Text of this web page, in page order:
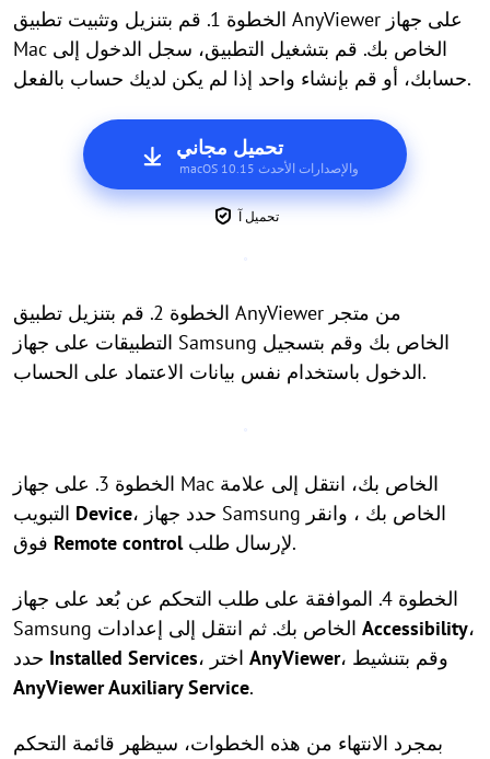
الخطوة 1. قم بتنزيل وتثبيت تطبيق AnyViewer على جهاز
Mac الخاص بك. قم بتشغيل التطبيق، سجل الدخول إلى
حسابك، أو قم بإنشاء واحد إذا لم يكن لديك حساب بالفعل.
تحميل مجاني
macOS 10.15 والإصدارات الأحدث
تحميل آ
الخطوة 2. قم بتنزيل تطبيق AnyViewer من متجر
التطبيقات على جهاز Samsung الخاص بك وقم بتسجيل
الدخول باستخدام نفس بيانات الاعتماد على الحساب.
الخطوة 3. على جهاز Mac الخاص بك، انتقل إلى علامة
Device، حدد جهاز Samsung الخاص بك ، وانقر
Remote control لإرسال طلب.
الخطوة 4. الموافقة على طلب التحكم عن بُعد على جهاز
Accessibility،
Installed Services AnyViewer ، وقم بتنشيط
AnyViewer Auxiliary Service.
بمجرد الانتهاء من هذه الخطوات، سيظهر قائمة التحكم